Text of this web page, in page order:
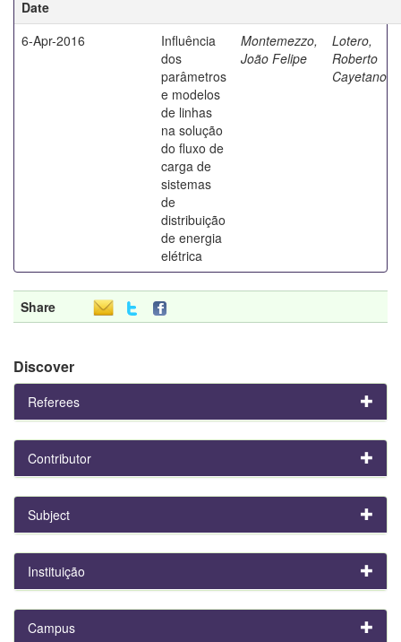
Date
6-Apr-2016
Influência
dos
parâmetros
e modelos
de linhas
na solução
do fluxo de
carga de
sistemas
de
distribuição
de energia
elétrica
Montemezzo,
João Felipe
Lotero,
Roberto
Cayetano
Share
Discover
Referees
Contributor
Subject
Instituição
Campus